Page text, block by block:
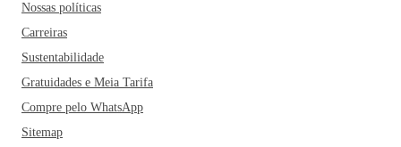
Nossas políticas
Carreiras
Sustentabilidade
Gratuidades e Meia Tarifa
Compre pelo WhatsApp
Sitemap